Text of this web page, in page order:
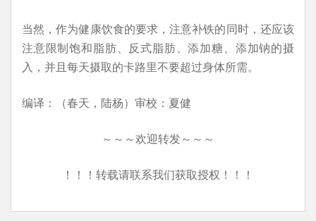
当然，作为健康饮食的要求，注意补铁的同时，还应该
注意限制饱和脂肪、反式脂肪、添加糖、添加钠的摄
入，并且每天摄取的卡路里不要超过身体所需。
编译：（春天，陆杨）审校：夏健
～～～欢迎转发～～～
！！！转载请联系我们获取授权！！！